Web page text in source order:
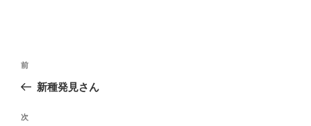
投
ビ
過
去
投
前
新種発見さん
次
次